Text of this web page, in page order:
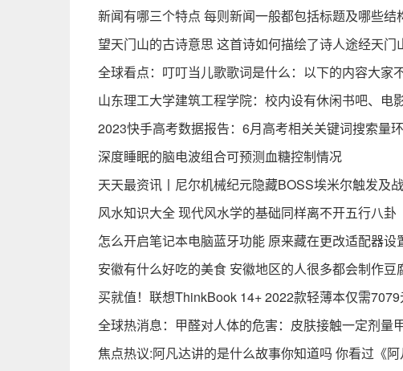
新闻有哪三个特点 每则新闻一般都包括标题及哪些结
望天门山的古诗意思 这首诗如何描绘了诗人途经天门
全球看点：叮叮当儿歌歌词是什么：以下的内容大家
山东理工大学建筑工程学院：校内设有休闲书吧、电
2023快手高考数据报告：6月高考相关关键词搜索量
深度睡眠的脑电波组合可预测血糖控制情况
天天最资讯丨尼尔机械纪元隐藏BOSS埃米尔触发及
风水知识大全 现代风水学的基础同样离不开五行八卦
怎么开启笔记本电脑蓝牙功能 原来藏在更改适配器设
安徽有什么好吃的美食 安徽地区的人很多都会制作豆
买就值！联想ThinkBook 14+ 2022款轻薄本仅需7079
全球热消息：甲醛对人体的危害：皮肤接触一定剂量
焦点热议:阿凡达讲的是什么故事你知道吗 你看过《